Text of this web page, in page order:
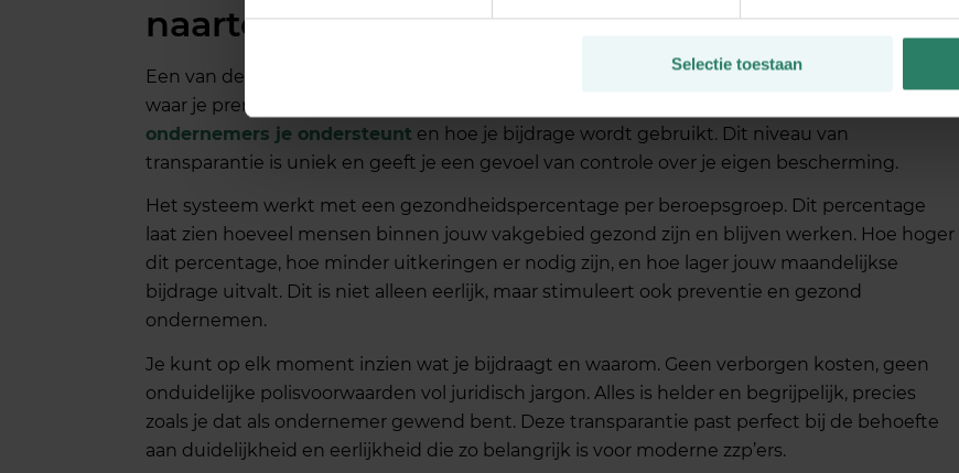
Selectie toestaan
naartoe gaat
Een van de grootste frustraties bij traditionele verzekeringen is dat je nooit precies weet
waar je premie naartoe gaat. Bij crowdsurance is dit compleet anders.
ondernemers je ondersteunt en hoe je bijdrage wordt gebruikt. Dit niveau van
transparantie is uniek en geeft je een gevoel van controle over je eigen bescherming.
Het systeem werkt met een gezondheidspercentage per beroepsgroep. Dit percentage
laat zien hoeveel mensen binnen jouw vakgebied gezond zijn en blijven werken. Hoe hoger
dit percentage, hoe minder uitkeringen er nodig zijn, en hoe lager jouw maandelijkse
bijdrage uitvalt. Dit is niet alleen eerlijk, maar stimuleert ook preventie en gezond
ondernemen.
Je kunt op elk moment inzien wat je bijdraagt en waarom. Geen verborgen kosten, geen
onduidelijke polisvoorwaarden vol juridisch jargon. Alles is helder en begrijpelijk, precies
zoals je dat als ondernemer gewend bent. Deze transparantie past perfect bij de behoefte
aan duidelijkheid en eerlijkheid die zo belangrijk is voor moderne zzp’ers.